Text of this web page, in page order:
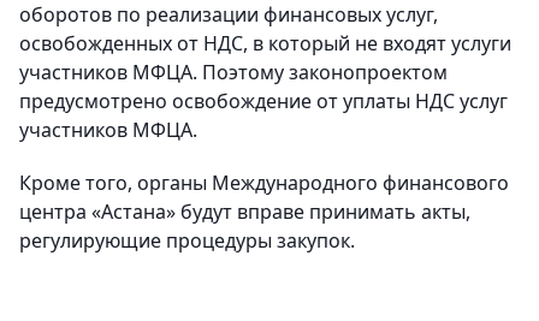
оборотов по реализации финансовых услуг,
освобожденных от НДС, в который не входят услуги
участников МФЦА. Поэтому законопроектом
предусмотрено освобождение от уплаты НДС услуг
участников МФЦА.
Кроме того, органы Международного финансового
центра «Астана» будут вправе принимать акты,
регулирующие процедуры закупок.